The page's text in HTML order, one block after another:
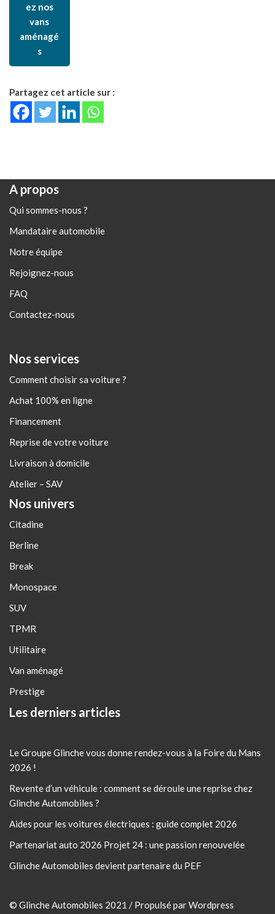
ez nos
vans
aménagé
s
Partagez cet article sur :
A propos
Qui sommes-nous ?
Mandataire automobile
Notre équipe
Rejoignez-nous
FAQ
Contactez-nous
Nos services
Comment choisir sa voiture ?
Achat 100% en ligne
Financement
Reprise de votre voiture
Livraison à domicile
Atelier – SAV
Nos univers
Citadine
Berline
Break
Monospace
SUV
TPMR
Utilitaire
Van aménagé
Prestige
Les derniers articles
Le Groupe Glinche vous donne rendez-vous à la Foire du Mans
2026 !
Revente d’un véhicule : comment se déroule une reprise chez
Glinche Automobiles ?
Aides pour les voitures électriques : guide complet 2026
Partenariat auto 2026 Projet 24 : une passion renouvelée
Glinche Automobiles devient partenaire du PEF
© Glinche Automobiles 2021 / Propulsé par Wordpress